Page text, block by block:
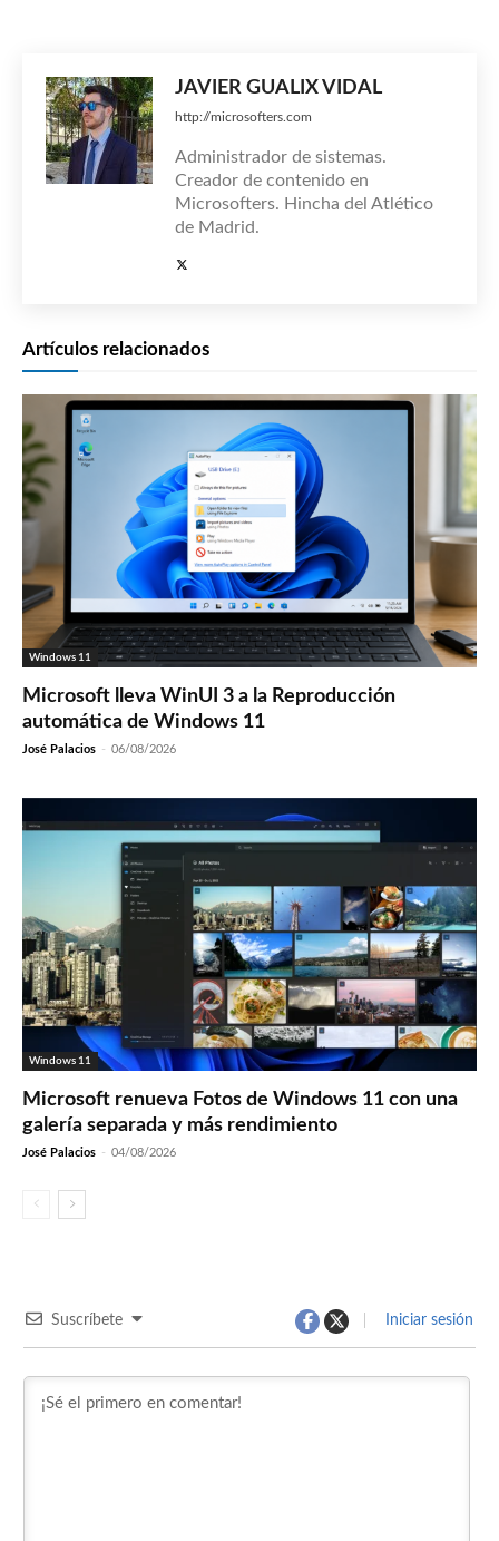
JAVIER GUALIX VIDAL
http://microsofters.com
Administrador de sistemas.
Creador de contenido en
Microsofters. Hincha del Atlético
de Madrid.
Artículos relacionados
Windows 11
Microsoft lleva WinUI 3 a la Reproducción
automática de Windows 11
José Palacios - 06/08/2026
Windows 11
Microsoft renueva Fotos de Windows 11 con una
galería separada y más rendimiento
José Palacios - 04/08/2026
Suscríbete Iniciar sesión